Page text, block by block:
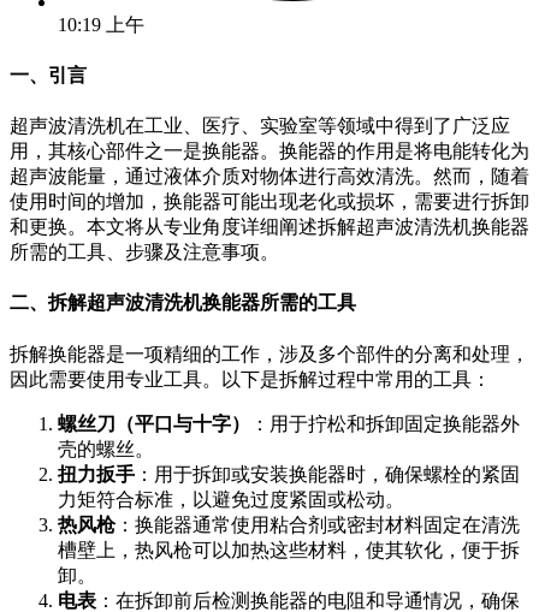
10:19 上午
一、引言
超声波清洗机在工业、医疗、实验室等领域中得到了广泛应
用，其核心部件之一是换能器。换能器的作用是将电能转化为
超声波能量，通过液体介质对物体进行高效清洗。然而，随着
使用时间的增加，换能器可能出现老化或损坏，需要进行拆卸
和更换。本文将从专业角度详细阐述拆解超声波清洗机换能器
所需的工具、步骤及注意事项。
二、拆解超声波清洗机换能器所需的工具
拆解换能器是一项精细的工作，涉及多个部件的分离和处理，
因此需要使用专业工具。以下是拆解过程中常用的工具：
螺丝刀（平口与十字）
：用于拧松和拆卸固定换能器外
壳的螺丝。
扭力扳手 ：用于拆卸或安装换能器时，确保螺栓的紧固
力矩符合标准，以避免过度紧固或松动。
热风枪：换能器通常使用粘合剂或密封材料固定在清洗
槽壁上，热风枪可以加热这些材料，使其软化，便于拆
卸。
电表 ：在拆卸前后检测换能器的电阻和导通情况，确保